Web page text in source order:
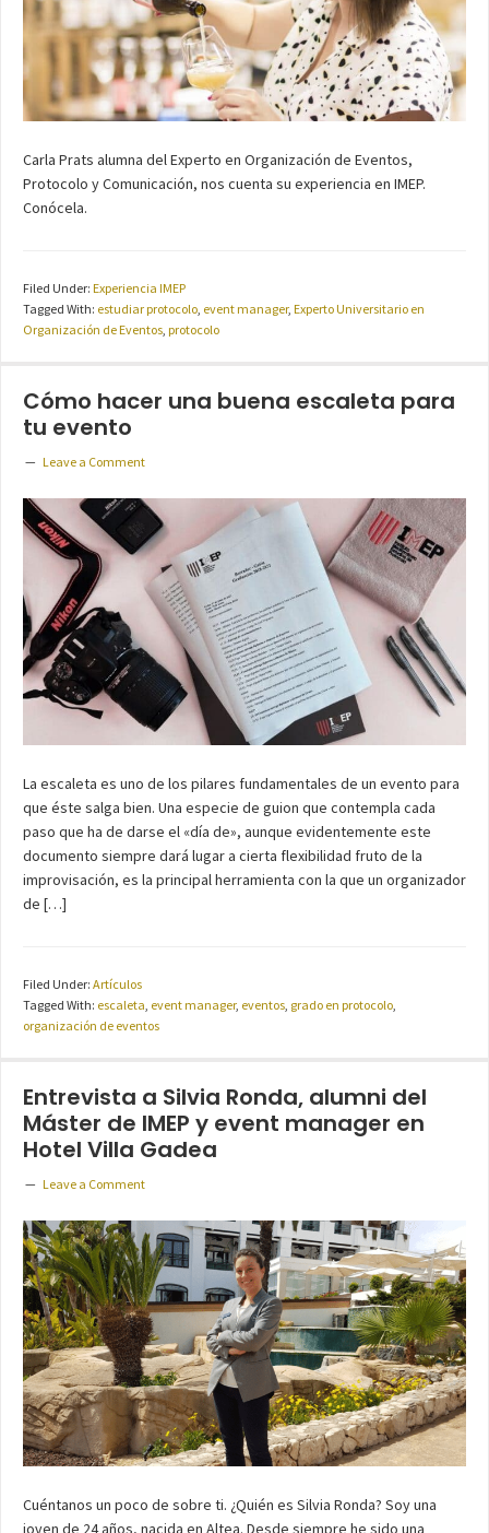
Carla Prats alumna del Experto en Organización de Eventos,
Protocolo y Comunicación, nos cuenta su experiencia en IMEP.
Conócela.
Filed Under: Experiencia IMEP
Tagged With: estudiar protocolo, event manager, Experto Universitario en
Organización de Eventos, protocolo
Cómo hacer una buena escaleta para
tu evento
Leave a Comment
La escaleta es uno de los pilares fundamentales de un evento para
que éste salga bien. Una especie de guion que contempla cada
paso que ha de darse el «día de», aunque evidentemente este
documento siempre dará lugar a cierta flexibilidad fruto de la
improvisación, es la principal herramienta con la que un organizador
de […]
Filed Under: Artículos
Tagged With: escaleta event manager, eventos grado en protocolo
organización de eventos
Entrevista a Silvia Ronda, alumni del
Máster de IMEP y event manager en
Hotel Villa Gadea
Leave a Comment
Cuéntanos un poco de sobre ti. ¿Quién es Silvia Ronda? Soy una
joven de 24 años, nacida en Altea. Desde siempre he sido una